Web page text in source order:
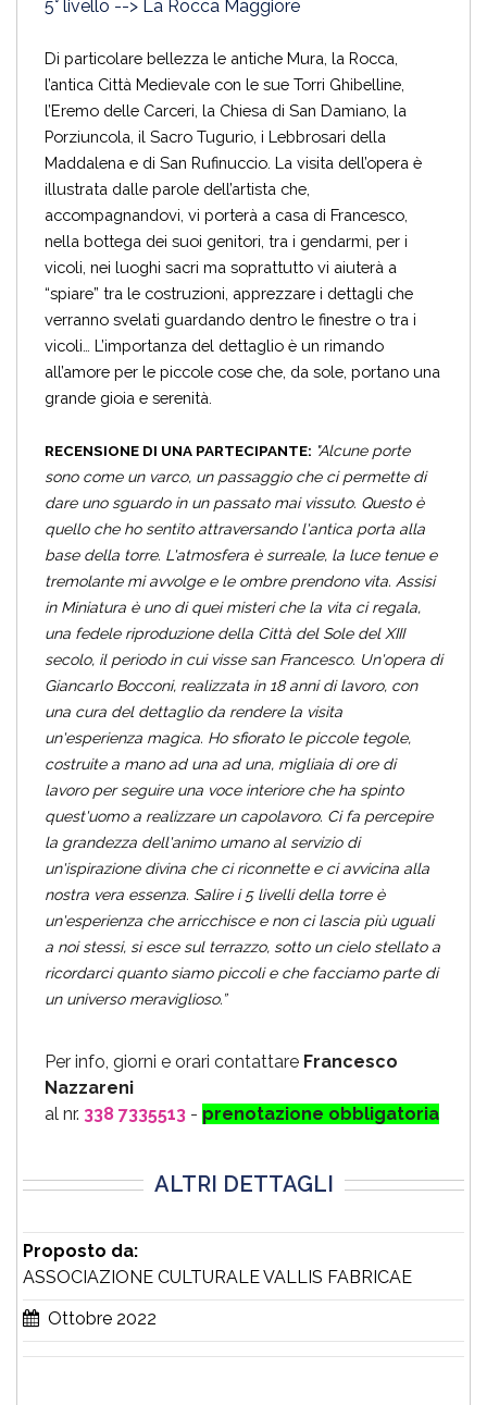
5° livello --> La Rocca Maggiore
Di particolare bellezza le antiche Mura, la Rocca,
l’antica Città Medievale con le sue Torri Ghibelline,
l’Eremo delle Carceri, la Chiesa di San Damiano, la
Porziuncola, il Sacro Tugurio, i Lebbrosari della
Maddalena e di San Rufinuccio. La visita dell’opera è
illustrata dalle parole dell’artista che,
accompagnandovi, vi porterà a casa di Francesco,
nella bottega dei suoi genitori, tra i gendarmi, per i
vicoli, nei luoghi sacri ma soprattutto vi aiuterà a
“spiare” tra le costruzioni, apprezzare i dettagli che
verranno svelati guardando dentro le finestre o tra i
vicoli… L’importanza del dettaglio è un rimando
all’amore per le piccole cose che, da sole, portano una
grande gioia e serenità.
RECENSIONE DI UNA PARTECIPANTE: "Alcune porte
sono come un varco, un passaggio che ci permette di
dare uno sguardo in un passato mai vissuto. Questo è
quello che ho sentito attraversando l'antica porta alla
base della torre. L'atmosfera è surreale, la luce tenue e
tremolante mi avvolge e le ombre prendono vita. Assisi
in Miniatura è uno di quei misteri che la vita ci regala,
una fedele riproduzione della Città del Sole del XIII
secolo, il periodo in cui visse san Francesco. Un'opera di
Giancarlo Bocconi, realizzata in 18 anni di lavoro, con
una cura del dettaglio da rendere la visita
un'esperienza magica. Ho sfiorato le piccole tegole,
costruite a mano ad una ad una, migliaia di ore di
lavoro per seguire una voce interiore che ha spinto
quest'uomo a realizzare un capolavoro. Ci fa percepire
la grandezza dell'animo umano al servizio di
un'ispirazione divina che ci riconnette e ci avvicina alla
nostra vera essenza. Salire i 5 livelli della torre è
un'esperienza che arricchisce e non ci lascia più uguali
a noi stessi, si esce sul terrazzo, sotto un cielo stellato a
ricordarci quanto siamo piccoli e che facciamo parte di
un universo meraviglioso.”
Per info, giorni e orari contattare Francesco
Nazzareni
al nr. 338 7335513 - prenotazione obbligatoria
ALTRI DETTAGLI
Proposto da:
ASSOCIAZIONE CULTURALE VALLIS FABRICAE
Ottobre 2022